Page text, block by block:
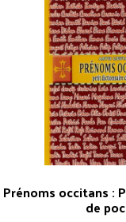
Prénoms occitans :
de